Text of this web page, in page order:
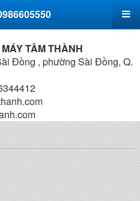
TÂM THÀNH
Đồng , phường Sài Đồng, Q.